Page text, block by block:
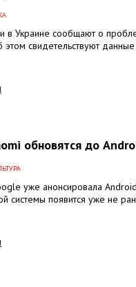
в Украине сообщают о
этом свидетельствуют
обновятся до
уже анонсировала
системы появится уже не